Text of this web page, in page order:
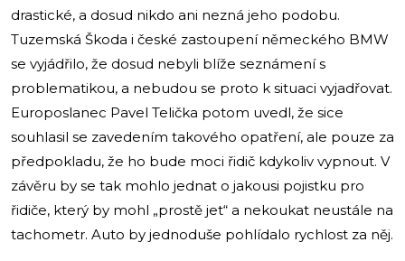
drastické, a dosud nikdo ani nezná jeho podobu.
Tuzemská Škoda i české zastoupení německého BMW
se vyjádřilo, že dosud nebyli blíže seznámení s
problematikou, a nebudou se proto k situaci vyjadřovat.
Europoslanec Pavel Telička potom uvedl, že sice
souhlasil se zavedením takového opatření, ale pouze za
předpokladu, že ho bude moci řidič kdykoliv vypnout. V
závěru by se tak mohlo jednat o jakousi pojistku pro
řidiče, který by mohl „prostě jet“ a nekoukat neustále na
tachometr. Auto by jednoduše pohlídalo rychlost za něj.